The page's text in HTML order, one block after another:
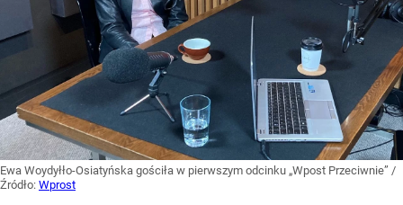
Ewa Woydyłło-Osiatyńska gościła w pierwszym odcinku „Wpost Przeciwnie” /
Źródło: Wprost